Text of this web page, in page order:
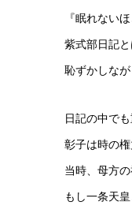
『眠れない
紫式部日記
恥ずかしな
日記の中で
彰子は時の
当時、母方
もし一条天